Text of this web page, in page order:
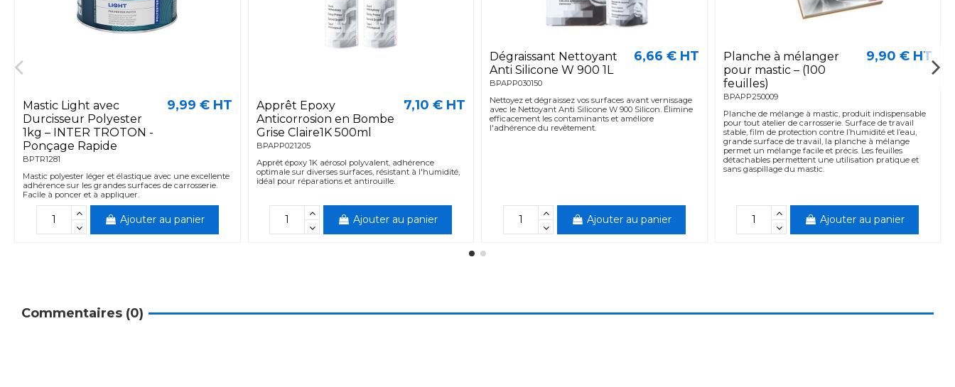
Mastic Light avec
Durcisseur Polyester
1kg – INTER TROTON -
Ponçage Rapide
BPTR1281
9,99 € HT
Mastic polyester léger et élastique avec une excellente
adhérence sur les grandes surfaces de carrosserie.
Facile à poncer et à appliquer.
Ajouter au panier
Apprêt Epoxy
Anticorrosion en Bombe
Grise Claire1K 500ml
BPAPP021205
7,10 € HT
Apprêt époxy 1K aérosol polyvalent, adhérence
optimale sur diverses surfaces, résistant à l'humidité,
idéal pour réparations et antirouille.
Ajouter au panier
Dégraissant Nettoyant
Anti Silicone W 900 1L
BPAPP030150
6,66 € HT
Nettoyez et dégraissez vos surfaces avant vernissage
avec le Nettoyant Anti Silicone W 900 Silicon. Élimine
efficacement les contaminants et améliore
l'adhérence du revêtement.
Ajouter au panier
Planche à mélanger
pour mastic – (100
feuilles)
BPAPP250009
9,90 € HT
Planche de mélange à mastic, produit indispensable
pour tout atelier de carrosserie. Surface de travail
stable, film de protection contre l’humidité et l’eau,
grande surface de travail, la planche à mélange
permet un mélange facile et précis. Les feuilles
détachables permettent une utilisation pratique et
sans gaspillage du mastic.
Ajouter au panier
Commentaires (0)